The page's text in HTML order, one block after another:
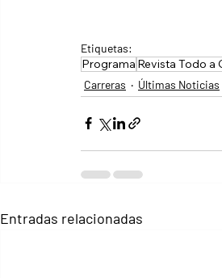
Etiquetas:
Programa Revista Todo a
Carreras Últimas Noticias
Entradas relacionadas